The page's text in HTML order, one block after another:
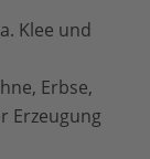
Klee und
Erbse,
Erzeugung